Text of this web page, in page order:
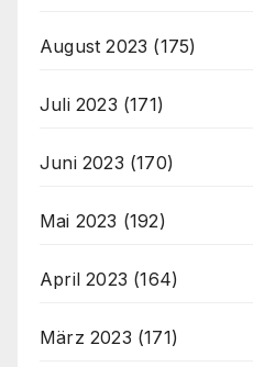
August 2023 (175)
Juli 2023 (171)
Juni 2023 (170)
Mai 2023 (192)
April 2023 (164)
März 2023 (171)